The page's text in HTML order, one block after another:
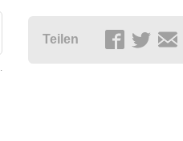
.
Teilen